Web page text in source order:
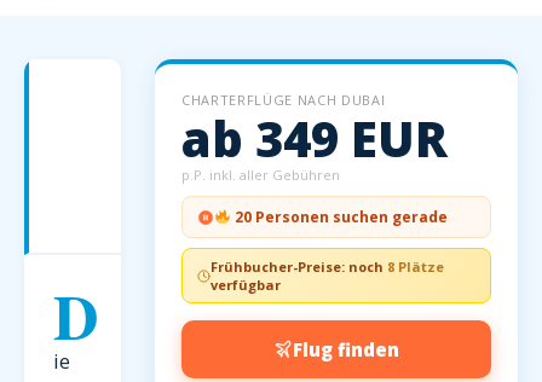
D
ie
CHARTERFLÜGE NACH DUBAI
ab 349 EUR
p.P. inkl. aller Gebühren
20 Personen suchen gerade
Frühbucher-Preise: noch 8 Plätze
verfügbar
Flug finden